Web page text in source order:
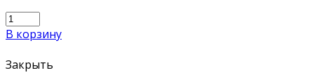
В корзину
Закрыть